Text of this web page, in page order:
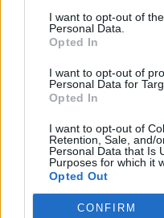
I want to opt-out of
Personal Data.
Opted In
I want to opt-out of
Personal Data for
Opted In
I want to opt-out of
Retention, Sale, and/
Personal Data that Is
Purposes for which it
Opted Out
CONFIRM
Τα